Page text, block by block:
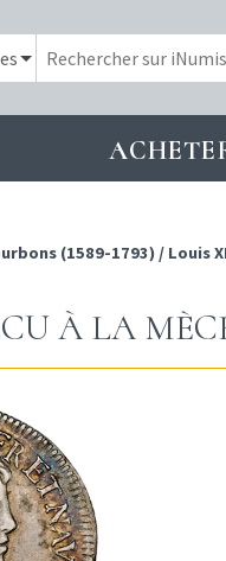
(1589-1793) / Louis
À LA